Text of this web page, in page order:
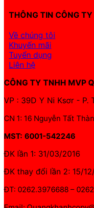
THÔNG TIN CÔNG TY
Về chúng tôi
Khuyến mãi
Tuyển dụng
Liên hệ
CÔNG TY TNHH MVP
VP : 39D Y Ni Ksơr - P.
CN 1: 16 Nguyễn Tất
MST: 6001-542246
ĐK lần 1: 31/03/2016
ĐK thay đổi lần 2: 15/
ĐT: 0262.3976688 –